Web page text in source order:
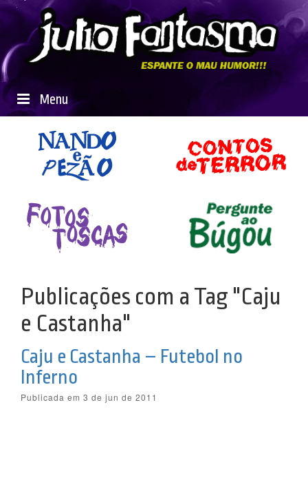
Menu
Publicações com a Tag "Caju
e Castanha"
Caju e Castanha – Futebol no
Inferno
Publicada em 3 de jun de 2011